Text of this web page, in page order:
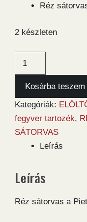
Réz
2 készleten
Pietta
réz
sátorvas
mennyiség
Kosárba teszem
Kategóriák:
fegyver tartozék,
SÁTORVAS
Leírás
Leírás
Réz sátorvas a